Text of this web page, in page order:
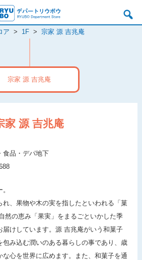
ア > 1F >宗家 源 吉兆庵
宗家 源 吉兆庵
家 源 吉兆庵
食品・デパ地下
れ、果物や木の実を指したといわれる「菓
然の恵み「果実」をまるごといかした季
届けしています。源 吉兆庵がいう和菓子
包み込む潤いのある暮らしの事であり、歳
な心を世界に広めます。また、和菓子を通